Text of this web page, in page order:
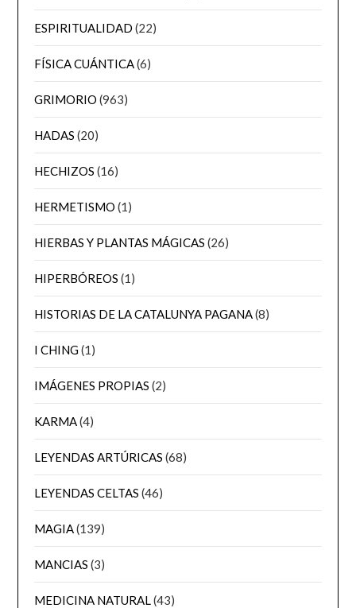
ESPIRITUALIDAD (22)
FÍSICA CUÁNTICA(6)
GRIMORIO (963)
HADAS (20)
HECHIZOS (16)
HERMETISMO (1)
HIERBAS Y PLANTAS MÁGICAS (26)
HIPERBÓREOS (1)
HISTORIAS DE LA CATALUNYA PAGANA(8)
I CHING(1)
IMÁGENES PROPIAS (2)
KARMA(4)
LEYENDAS ARTÚRICAS (68)
LEYENDAS CELTAS (46)
MAGIA(139)
MANCIAS (3)
MEDICINA NATURAL(43)